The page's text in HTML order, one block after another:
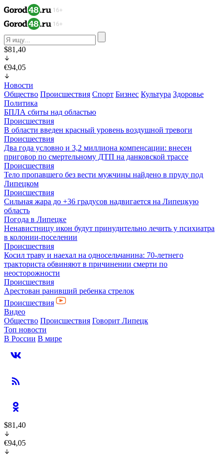
$81,40
€94,05
Новости
Общество Происшествия Спорт Бизнес Культура Здоровье
Политика
БПЛА сбиты над областью
Происшествия
В области введен красный уровень воздушной тревоги
Происшествия
Два года условно и 3,2 миллиона компенсации: внесен
приговор по смертельному ДТП на данковской трассе
Происшествия
Тело пропавшего без вести мужчины найдено в пруду под
Липецком
Происшествия
Сильная жара до +36 градусов надвигается на Липецкую
область
Погода в Липецке
Ненавистницу икон будут принудительно лечить у психиатра
в колонии-поселении
Происшествия
Косил траву и наехал на односельчанина: 70-летнего
тракториста обвиняют в причинении смерти по
неосторожности
Происшествия
Арестован ранивший ребенка стрелок
Происшествия
Видео
Общество Происшествия Говорит Липецк
Топ новости
В России В мире
$81,40
€94,05